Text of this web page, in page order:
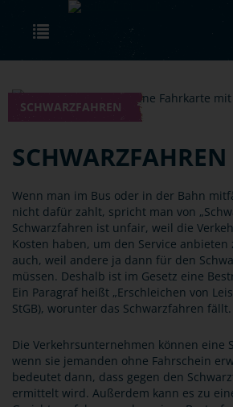
Skip to main content
SCHWARZFAHREN
SCHWARZFAHREN
Wenn man im Bus oder in der Bahn
nicht dafür zahlt, spricht man von
Schwarzfahren ist unfair, weil die
Kosten haben, um den Service anbieten
auch, weil andere ja dann für den
müssen. Deshalb ist im Gesetz eine
Ein Paragraf heißt „Erschleichen von
StGB), worunter das Schwarzfahren fällt.
Die Verkehrsunternehmen können eine
wenn sie jemanden ohne Fahrschein
bedeutet dann, dass gegen den
ermittelt wird. Außerdem kann es zu